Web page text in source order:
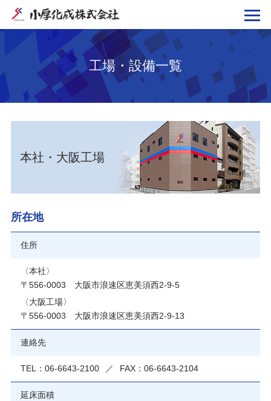
工場・設備一覧
本社・大阪工場
所在地
住所
〈本社〉
〒556-0003 大阪市浪速区恵美須西2-9-5
〈大阪工場〉
〒556-0003 大阪市浪速区恵美須西2-9-13
連絡先
TEL：06-6643-2100 ／ FAX：06-6643-2104
延床面積